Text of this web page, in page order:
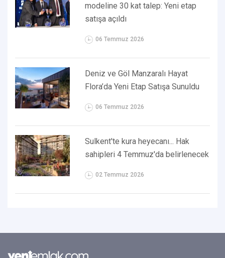
modeline 30 kat talep: Yeni etap
satışa açıldı
06 Temmuz 2026
Deniz ve Göl Manzaralı Hayat
Flora’da Yeni Etap Satışa Sunuldu
06 Temmuz 2026
Sulkent'te kura heyecanı... Hak
sahipleri 4 Temmuz'da belirlenecek
02 Temmuz 2026